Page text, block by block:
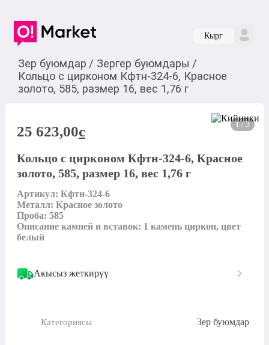
Кырг
Зер буюмдар / Зергер буюмдары /
Кольцо с цирконом Кфтн-324-6, Красное
золото, 585, размер 16, вес 1,76 г
1 / 3
25 623,00c
Кольцо с цирконом Кфтн-324-6, Красное
золото, 585, размер 16, вес 1,76 г
Артикул: Кфтн-324-6
Металл: Красное золото
Проба: 585
Описание камней и вставок: 1 камень циркон, цвет
белый
Акысыз жеткирүү
Категориясы Зер буюмдар